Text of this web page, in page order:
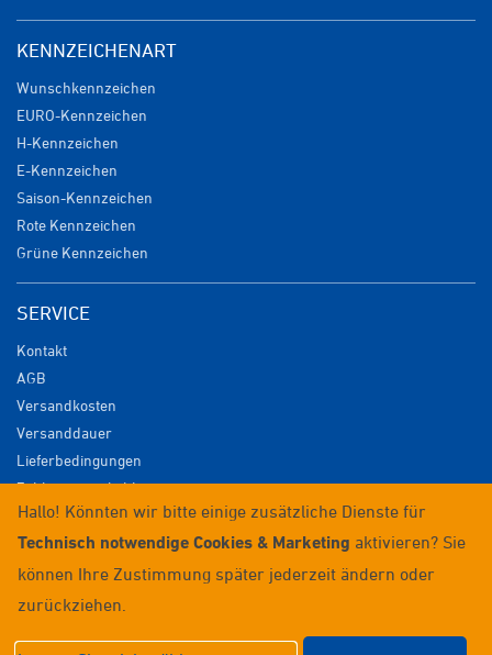
KENNZEICHENART
Wunschkennzeichen
EURO-Kennzeichen
H-Kennzeichen
E-Kennzeichen
Saison-Kennzeichen
Rote Kennzeichen
Grüne Kennzeichen
SERVICE
Kontakt
AGB
Versandkosten
Versanddauer
Lieferbedingungen
Zahlungsmöglichkeiten
Datenschutz
Impressum
Widerrufsrecht
Anmelden / Registrieren
© 2026 Wunschkennzeichenversand
Hallo! Könnten wir bitte einige zusätzliche Dienste für
Technisch notwendige Cookies & Marketing aktivieren? Sie
können Ihre Zustimmung später jederzeit ändern oder
zurückziehen.